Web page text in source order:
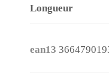
Longueur
ean13